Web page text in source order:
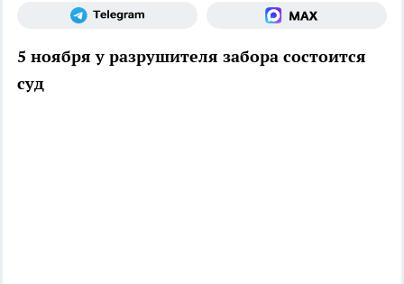
5 ноября у разрушителя забора состоится
суд